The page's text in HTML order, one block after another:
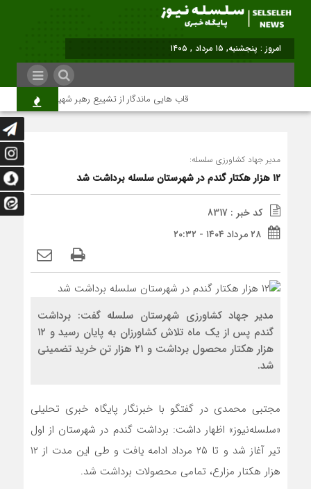
برابر با
قاب هایی ماندگار از تشییع رهبر شهید در تهران
مدیر جهاد کشاورزی سلسله:
۱۲ هزار هکتار گندم در شهرستان سلسله برداشت شد
کد خبر : 8317
۲۸ مرداد ۱۴۰۴ - ۲۰:۳۲
مدیر جهاد کشاورزی شهرستان سلسله گفت: برداشت
گندم پس از یک ماه تلاش کشاورزان به پایان رسید و ۱۲
هزار هکتار محصول برداشت و ۲۱ هزار تن خرید تضمینی
شد.
مجتبی محمدی در گفتگو با خبرنگار پایگاه خبری تحلیلی
«سلسله‌نیوز» اظهار داشت: برداشت گندم در شهرستان از اول
تیر آغاز شد و تا ۲۵ مرداد ادامه یافت و طی این مدت از ۱۲
هزار هکتار مزارع، تمامی محصولات برداشت شد.